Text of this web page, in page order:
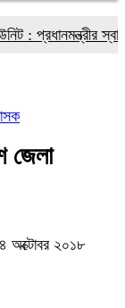
স্বাস্থ্য বিষয়ক
জেলা
অক্টোবর ২০১৮